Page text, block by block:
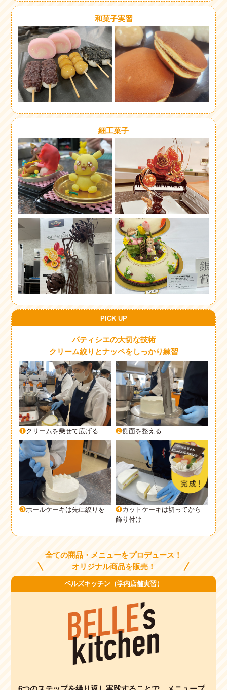
和菓子実習
細工菓子
PICK UP
パティシエの大切な技術
クリーム絞りとナッペをしっかり練習
❶クリームを乗せて広げる ❷側面を整える
❸ホールケーキは先に絞りを ❹カットケーキは切ってから
飾り付け
全ての商品・メニューをプロデュース！
オリジナル商品を販売！
ベルズキッチン（学内店舗実習）